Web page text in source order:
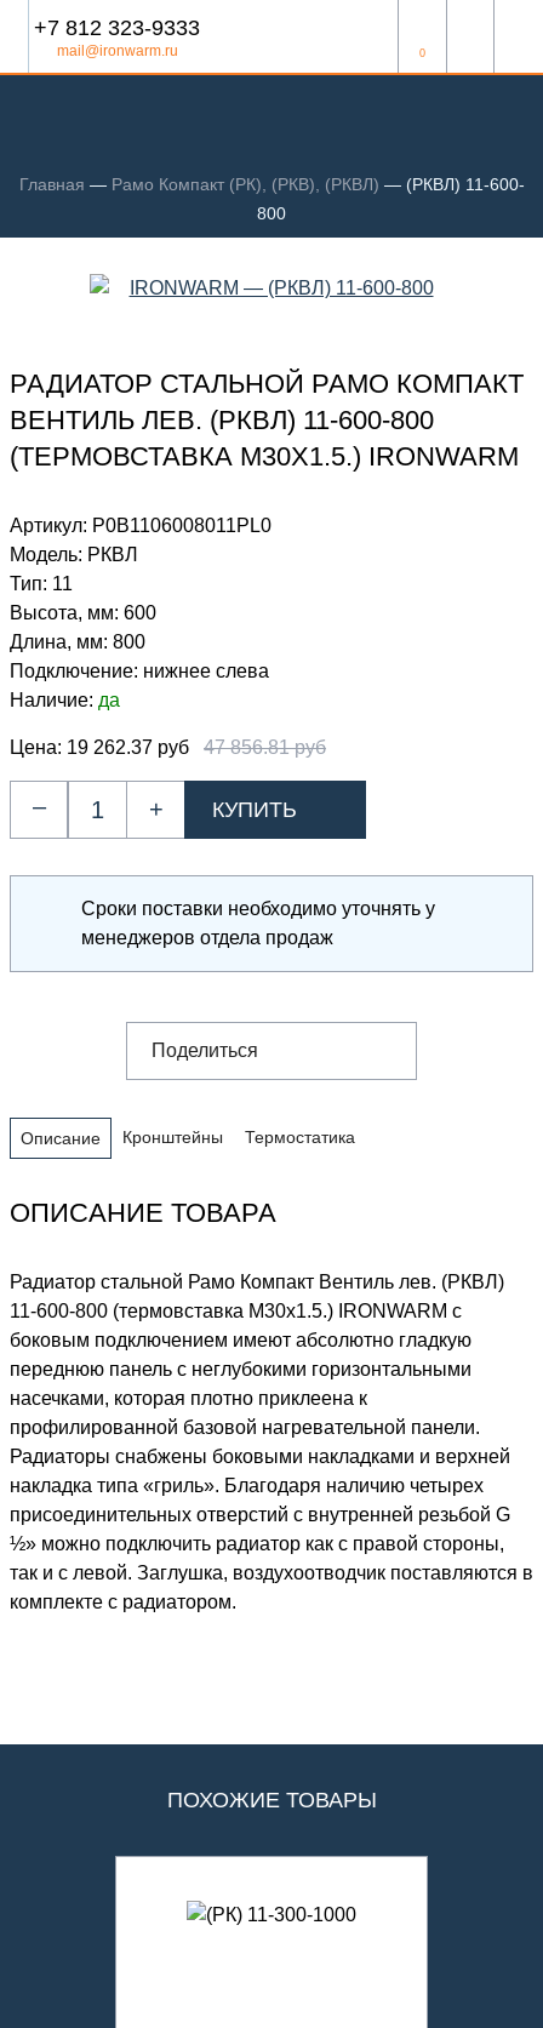
+7 812 323-9333
mail@ironwarm.ru 0
Главная — Рамо Компакт (РК), (РКВ), (РКВЛ) — (РКВЛ) 11-600-
800
РАДИАТОР СТАЛЬНОЙ РАМО КОМПАКТ
ВЕНТИЛЬ ЛЕВ. (РКВЛ) 11-600-800
(ТЕРМОВСТАВКА М30Х1.5.) IRONWARM
Артикул: Р0В1106008011PL0
Модель: РКВЛ
Тип: 11
Высота, мм: 600
Длина, мм: 800
Подключение: нижнее слева
Наличие: да
Цена: 19 262.37 руб 47 856.81 руб
– +
Сроки поставки необходимо уточнять у
менеджеров отдела продаж
Поделиться
Описание Кронштейны Термостатика
ОПИСАНИЕ ТОВАРА
Радиатор стальной Рамо Компакт Вентиль лев. (РКВЛ)
11-600-800 (термовставка М30х1.5.) IRONWARM с
боковым подключением имеют абсолютно гладкую
переднюю панель с неглубокими горизонтальными
насечками, которая плотно приклеена к
профилированной базовой нагревательной панели.
Радиаторы снабжены боковыми накладками и верхней
накладка типа «гриль». Благодаря наличию четырех
присоединительных отверстий с внутренней резьбой G
½» можно подключить радиатор как с правой стороны,
так и с левой. Заглушка, воздухоотводчик поставляются в
комплекте с радиатором.
ПОХОЖИЕ ТОВАРЫ